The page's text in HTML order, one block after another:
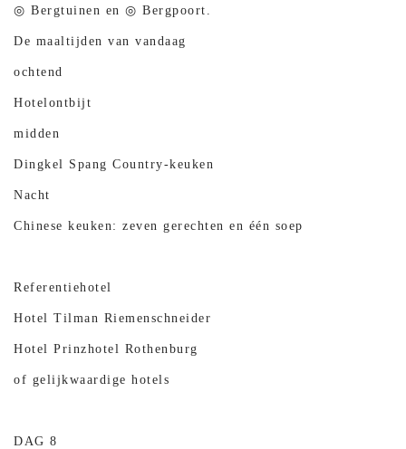
◎ Bergtuinen en ◎ Bergpoort.
De maaltijden van vandaag
ochtend
Hotelontbijt
midden
Dingkel Spang Country-keuken
Nacht
Chinese keuken: zeven gerechten en één soep
Referentiehotel
Hotel Tilman Riemenschneider
Hotel Prinzhotel Rothenburg
of gelijkwaardige hotels
DAG 8